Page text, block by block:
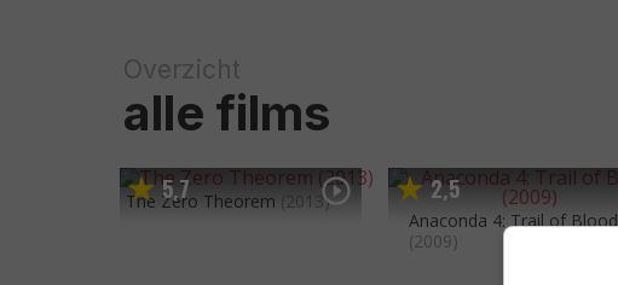
Overzicht
alle films
5,7
The Zero Theorem (2013) 2,5
Anaconda 4: Trail of Blood
(2009)